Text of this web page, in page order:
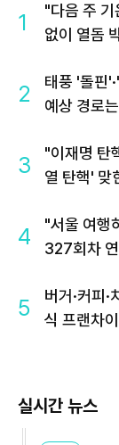
1
"다음 주
없이 열돔
2
태풍 '돌핀
예상 경로
3
"이재명 탄
열 탄핵' 맞
4
"서울 여행
327회차
5
버거·커피
식 프랜차
실시간 뉴스